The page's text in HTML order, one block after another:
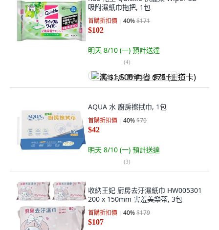
吸附濕紙巾拖把, 1包
首購折扣價 40%$171
$102
明天 8/10 (一) 預計送達
(4)
满 $1,500 再省 $75 (王道卡)
AQUA 水 廚房擦拭巾, 1包
首購折扣價 40%$70
$42
明天 8/10 (一) 預計送達
(3)
收納王妃 廚房去汙濕紙巾 HW005301
200 x 150mm 害羞美樂蒂, 3包
首購折扣價 40%$179
$107